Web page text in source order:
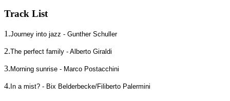
Track List
1.Journey into jazz - Gunther Schuller
2.The perfect family - Alberto Giraldi
3. Morning sunrise - Marco Postacchini
4. In a mist? - Bix Belderbecke/Filiberto Palermini